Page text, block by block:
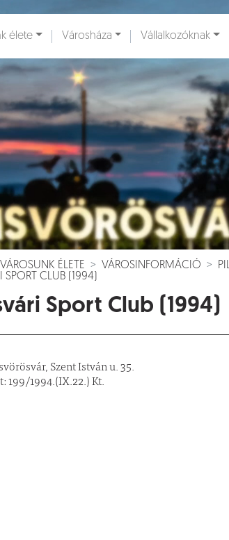
élete Városháza Vállalkozóknak
VÁROSUNK ÉLETE VÁROSINFORMÁCIÓ
SPORT CLUB (1994)
Sport Club (1994)
Szent István u. 35.
199/1994.(IX.22.) Kt.
Dokumentumok [